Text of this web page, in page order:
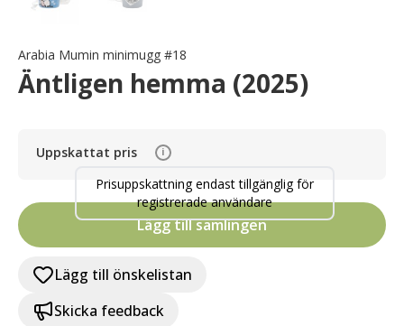
Arabia Mumin minimugg #18
Äntligen hemma (2025)
Uppskattat pris i
Prisuppskattning endast tillgänglig för
registrerade användare
Lägg till samlingen
Lägg till önskelistan
Skicka feedback